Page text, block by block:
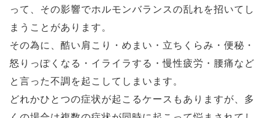
って、その影響でホルモンバランスの乱れを招いてし
まうことがあります。
その為に、酷い肩こり・めまい・立ちくらみ・便秘・
怒りっぽくなる・イライラする・慢性疲労・腰痛など
と言った不調を起こしてしまいます。
どれかひとつの症状が起こるケースもありますが、多